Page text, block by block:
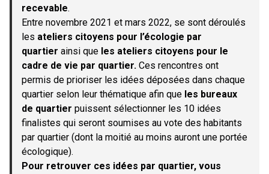
recevable.
Entre novembre 2021 et mars 2022, se sont déroulés
les ateliers citoyens pour l’écologie par
quartier ainsi que les ateliers citoyens pour le
cadre de vie par quartier. Ces rencontres ont
permis de prioriser les idées déposées dans chaque
quartier selon leur thématique afin que les bureaux
de quartier puissent sélectionner les 10 idées
finalistes qui seront soumises au vote des habitants
par quartier (dont la moitié au moins auront une portée
écologique).
Pour retrouver ces idées par quartier, vous